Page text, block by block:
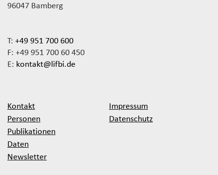
96047 Bamberg
T: +49 951 700 600
F: +49 951 700 60 450
E: kontakt@lifbi.de
Kontakt
Personen
Publikationen
Daten
Newsletter
Impressum
Datenschutz